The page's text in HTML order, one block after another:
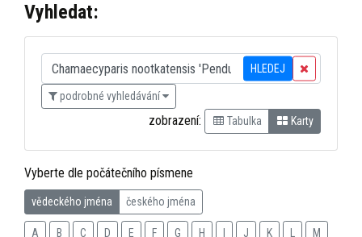
Vyhledat:
HLEDEJ
podrobné vyhledávání
zobrazení: Tabulka Karty
Vyberte dle počátečního písmene
vědeckého jména českého jména
A B C D E F G H J K M